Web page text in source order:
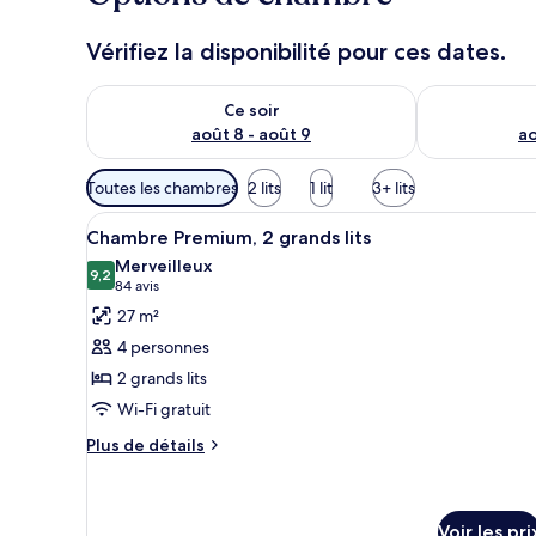
Vérifiez la disponibilité pour ces dates.
Ce soir
août 8 - août 9
Vérifier la disponibilité pour ce soir août 8 - août 9
Vérifier la
Filtres
disponibles
pour
les
chambres
Toutes les chambres 2 lits 1 lit 3+ lits
Afficher
toutes
les
photos
pour
ce
type
de
chambre :
Une chambre d’hôtel avec
4
Chambre Premium, 2 grands lits
9,29,2 sur 10
Merveilleux
84 avis
(84 avis)
27 m²
4 personnes
2 grands lits
Wi-Fi gratuit
Plus de détails
Plus